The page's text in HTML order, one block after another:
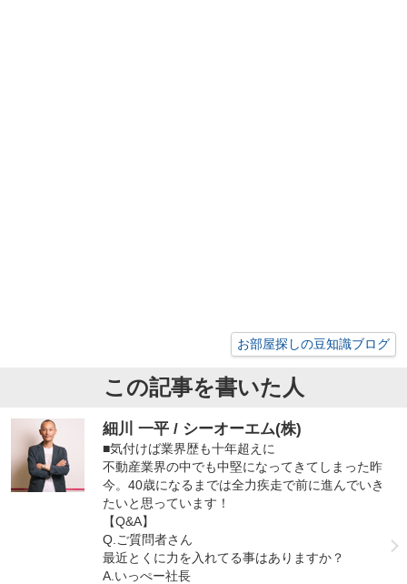
お部屋探しの豆知識ブログ
この記事を書いた人
細川 一平 / シーオーエム(株)
■気付けば業界歴も十年超えに
不動産業界の中でも中堅になってきてしまった昨
今。40歳になるまでは全力疾走で前に進んでいき
たいと思っています！
【Q&A】
Q.ご質問者さん
最近とくに力を入れてる事はありますか？
A.いっぺー社長